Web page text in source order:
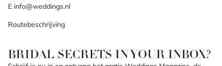
E info@weddings.nl
Routebeschrijving
BRIDAL SECRETS IN YOUR INBOX?